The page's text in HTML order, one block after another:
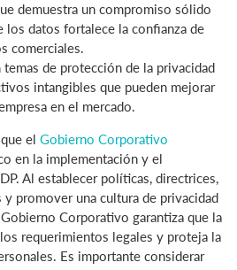
demuestra un compromiso sólido
los datos fortalece la confianza de
comerciales.
de protección de la privacidad
intangibles que pueden mejorar
en el mercado.
el Gobierno Corporativo
en la implementación y el
Al establecer políticas, directrices,
y promover una cultura de privacidad
Corporativo garantiza que la
requerimientos legales y proteja la
Es importante considerar